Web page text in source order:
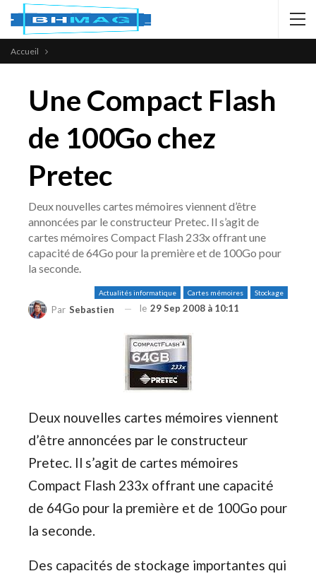
Accueil
Une Compact Flash
de 100Go chez
Pretec
Deux nouvelles cartes mémoires viennent d’être
annoncées par le constructeur Pretec. Il s’agit de
cartes mémoires Compact Flash 233x offrant une
capacité de 64Go pour la première et de 100Go pour
la seconde.
Actualités informatique Cartes mémoires Stockage
Par Sebastien le 29 Sep 2008 à 10:11
Deux nouvelles cartes mémoires viennent
d’être annoncées par le constructeur
Pretec. Il s’agit de cartes mémoires
Compact Flash 233x offrant une capacité
de 64Go pour la première et de 100Go pour
la seconde.
Des capacités de stockage importantes qui